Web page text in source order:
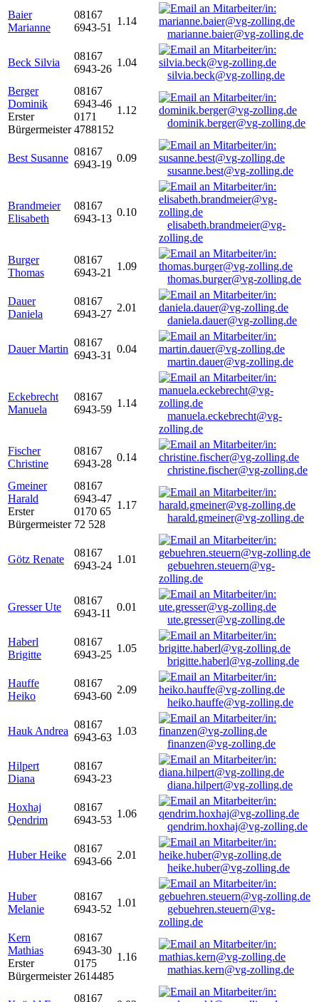
Baier
Marianne
08167
6943-51
1.14
marianne.baier@vg-zolling.de
Beck Silvia
08167
6943-26
1.04
silvia.beck@vg-zolling.de
Berger
Dominik
Erster
Bürgermeister
08167
6943-46
0171
4788152
1.12
dominik.berger@vg-zolling.de
Best Susanne
08167
6943-19
0.09
susanne.best@vg-zolling.de
Brandmeier
Elisabeth
08167
6943-13
0.10
elisabeth.brandmeier@vg-
zolling.de
Burger
Thomas
08167
6943-21
1.09
thomas.burger@vg-zolling.de
Dauer
Daniela
08167
6943-27
2.01
daniela.dauer@vg-zolling.de
Dauer Martin
08167
6943-31
0.04
martin.dauer@vg-zolling.de
Eckebrecht
Manuela
08167
6943-59
1.14
manuela.eckebrecht@vg-
zolling.de
Fischer
Christine
08167
6943-28
0.14
christine.fischer@vg-zolling.de
Gmeiner
Harald
Erster
Bürgermeister
08167
6943-47
0170 65
72 528
1.17
harald.gmeiner@vg-zolling.de
Götz Renate
08167
6943-24
1.01
gebuehren.steuern@vg-
zolling.de
Gresser Ute
08167
6943-11
0.01
ute.gresser@vg-zolling.de
Haberl
Brigitte
08167
6943-25
1.05
brigitte.haberl@vg-zolling.de
Hauffe
Heiko
08167
6943-60
2.09
heiko.hauffe@vg-zolling.de
Hauk Andrea
08167
6943-63
1.03
finanzen@vg-zolling.de
Hilpert
Diana
08167
6943-23
diana.hilpert@vg-zolling.de
Hoxhaj
Qendrim
08167
6943-53
1.06
qendrim.hoxhaj@vg-zolling.de
Huber Heike
08167
6943-66
2.01
heike.huber@vg-zolling.de
Huber
Melanie
08167
6943-52
1.01
gebuehren.steuern@vg-
zolling.de
Kern
Mathias
Erster
Bürgermeister
08167
6943-30
0175
2614485
1.16
mathias.kern@vg-zolling.de
08167